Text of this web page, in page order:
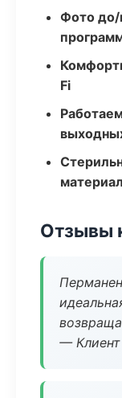
Фото до/
Fi
Отзывы
—